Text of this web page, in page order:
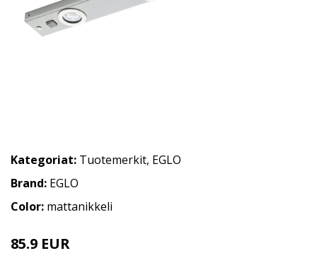
Kategoriat: Tuotemerkit, EGLO
Brand: EGLO
Color: mattanikkeli
85.9 EUR